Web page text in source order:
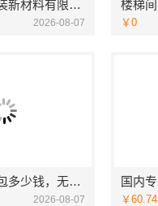
苏州兔哥哥智装新材料有限公司高性价比旧房翻新案例
2026-08-07 ￥0
无锡毛坯房半包多少钱，无锡亿莱居装饰工程材料有限公司
2026-08-07 ￥60.74